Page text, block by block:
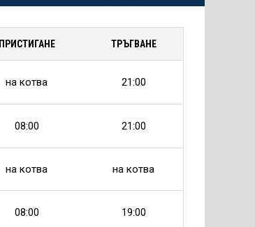
ПРИСТИГАНЕ ТРЪГВАНЕ
на котва 21:00
08:00 21:00
на котва на котва
08:00 19:00